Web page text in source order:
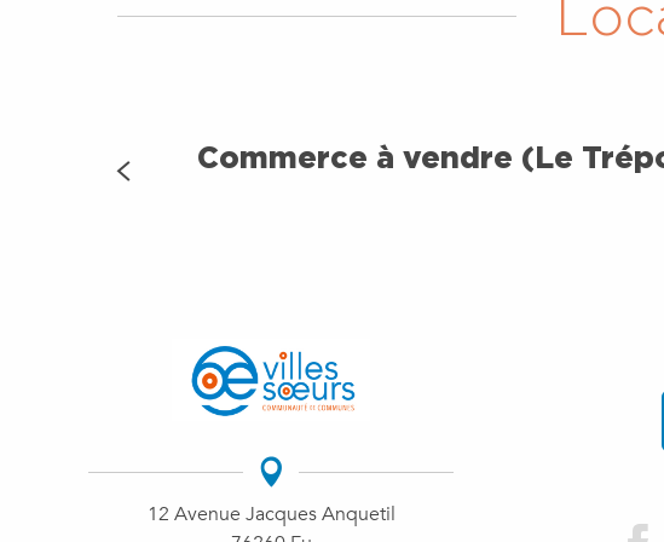
Commerce à vendre (Le
12 Avenue Jacques Anquetil